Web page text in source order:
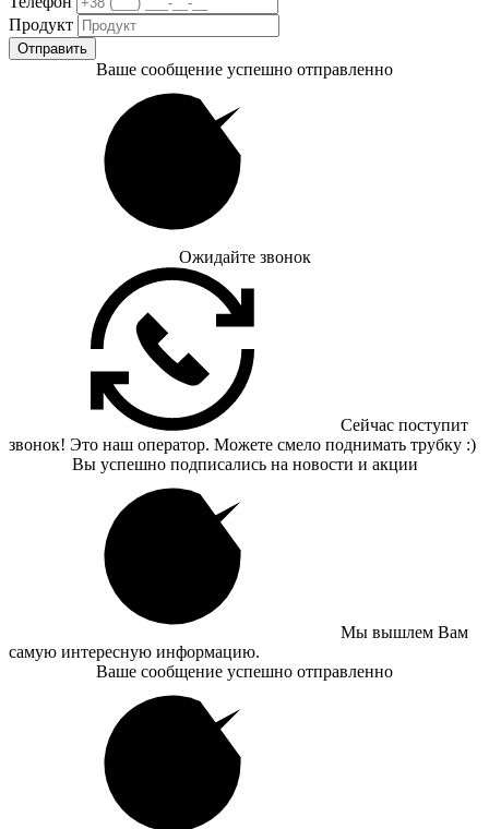
Продукт
Отправить
Ваше сообщение успешно отправленно
Ожидайте звонок
Сейчас поступит
звонок! Это наш оператор. Можете смело поднимать трубку :)
Вы успешно подписались на новости и акции
Мы вышлем Вам
самую интересную информацию.
Ваше сообщение успешно отправленно